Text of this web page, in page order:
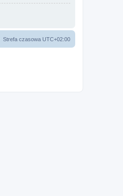
Strefa czasowa UTC+02:00